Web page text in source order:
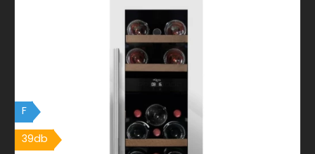
39db
F